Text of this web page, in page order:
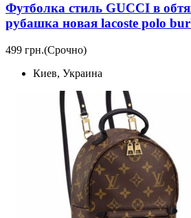
Футболка стиль GUCCI в
рубашка новая lacoste polo
499 грн.(Срочно)
Киев, Украина